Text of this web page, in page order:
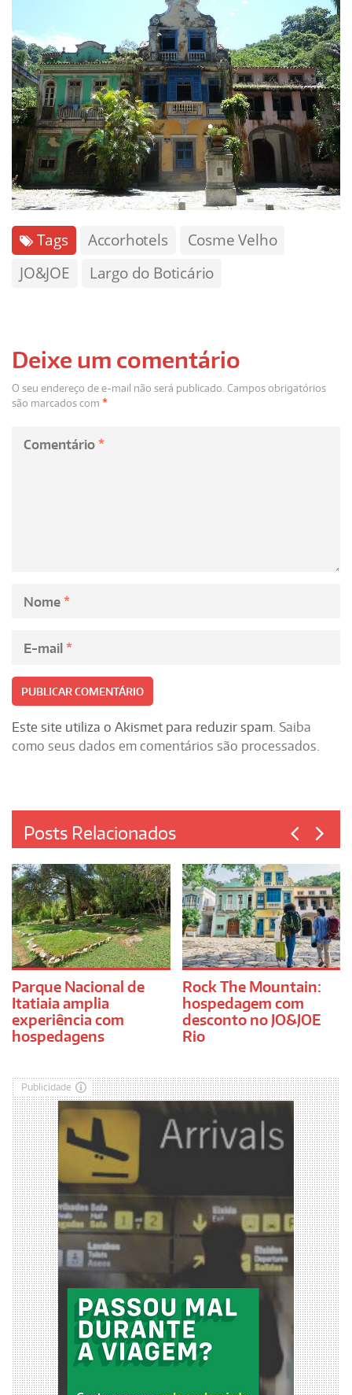
Tags Accorhotels
Cosme Velho
JO&JOE
Largo do Boticário
Deixe um comentário
O seu endereço de e-mail não será publicado. Campos obrigatórios
são marcados com *
Comentário *
Nome *
E-mail *
Este site utiliza o Akismet para reduzir spam. Saiba
como seus dados em comentários são processados
Posts Relacionados
Parque Nacional de
Itatiaia amplia
experiência com
hospedagens
Rock The Mountain:
hospedagem com
desconto no JO&JOE
Rio
Publicidade